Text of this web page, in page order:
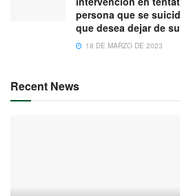
persona que se
que desea dejar de
18 DE MARZO DE 2023
Recent News